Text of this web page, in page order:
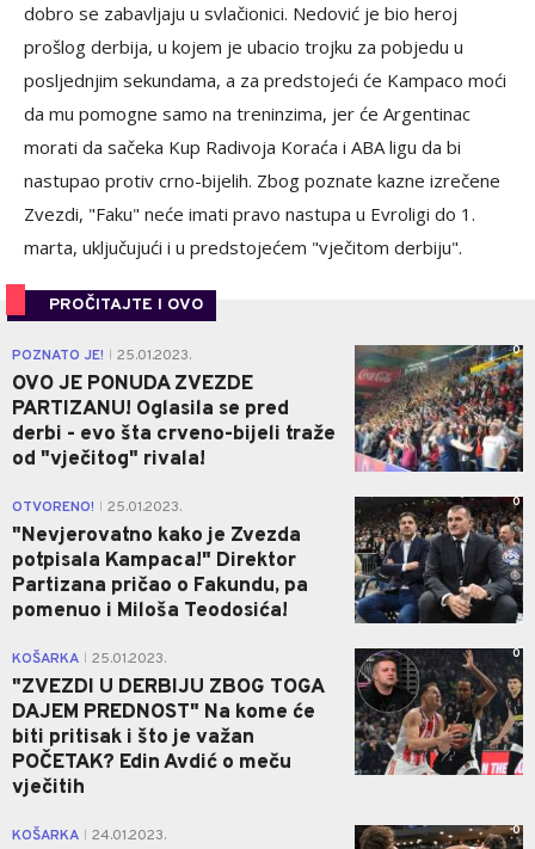
dobro se zabavljaju u svlačionici. Nedović je bio heroj
prošlog derbija, u kojem je ubacio trojku za pobjedu u
posljednjim sekundama, a za predstojeći će Kampaco moći
da mu pomogne samo na treninzima, jer će Argentinac
morati da sačeka Kup Radivoja Koraća i ABA ligu da bi
nastupao protiv crno-bijelih. Zbog poznate kazne izrečene
Zvezdi, "Faku" neće imati pravo nastupa u Evroligi do 1.
marta, uključujući i u predstojećem "vječitom derbiju".
PROČITAJTE I OVO
POZNATO JE! 25.01.2023.
OVO JE PONUDA ZVEZDE
PARTIZANU! Oglasila se pred
derbi - evo šta crveno-bijeli traže
od "vječitog" rivala!
0
OTVORENO! 25.01.2023.
"Nevjerovatno kako je Zvezda
potpisala Kampaca!" Direktor
Partizana pričao o Fakundu, pa
pomenuo i Miloša Teodosića!
0
KOŠARKA 25.01.2023.
"ZVEZDI U DERBIJU ZBOG TOGA
DAJEM PREDNOST" Na kome će
biti pritisak i što je važan
POČETAK? Edin Avdić o meču
vječitih
0
KOŠARKA 24.01.2023. 0